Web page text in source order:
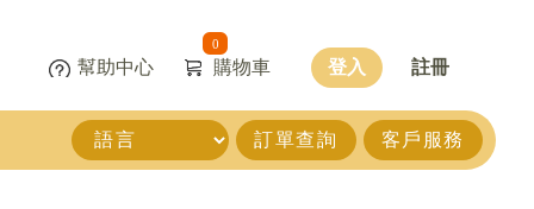
幫助中心
0
購物車 登入 註冊
訂單查詢 客戶服務